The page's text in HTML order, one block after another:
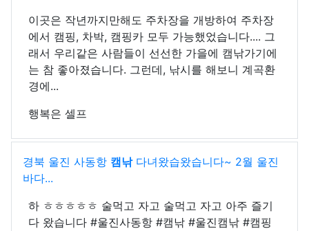
이곳은 작년까지만해도 주차장을 개방하여 주차장
에서 캠핑, 차박, 캠핑카 모두 가능했었습니다.... 그
래서 우리같은 사람들이 선선한 가을에 캠낚가기에
는 참 좋아졌습니다. 그런데, 낚시를 해보니 계곡환
경에...
행복은 셀프
경북 울진 사동항 캠낚다녀왔습왔습니다~ 2월 울진
바다...
하 ㅎㅎㅎㅎㅎ 술먹고 자고 술먹고 자고 아주 즐기
다 왔습니다 #울진사동항 #캠낚 #울진캠낚 #캠핑